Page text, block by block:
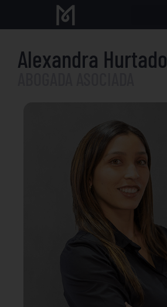
Alexandra Hurtado